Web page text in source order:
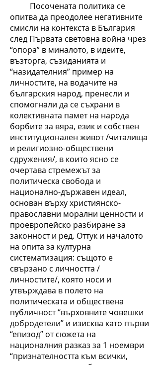
Посочената политика се
опитва да преодолее негативните
смисли на контекста в България
след Първата световна война чрез
“опора” в миналото, в идеите,
възторга, съзиданията и
“назидателния” пример на
личностите, на водачите на
българския народ, пренесли и
спомогнали да се съхрани в
колективната памет на народа
борбите за вяра, език и собствен
институционален живот /читалища
и религиозно-обществени
сдружения/, в които ясно се
очертава стремежът за
политическа свобода и
национално-държавен идеал,
основан върху християнско-
православни морални ценности и
проевропейско разбиране за
законност и ред. Оттук и началото
на опита за културна
систематизация: същото е
свързано с личността /
личностите/, която носи и
утвърждава в полето на
политическата и обществена
публичност “върховните човешки
добродетели” и изисква като първи
“епизод” от сюжета на
националния разказ за 1 ноември
“признателността към всички,